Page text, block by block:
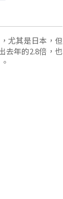
尤其是日本，但
去年的2.8倍，也